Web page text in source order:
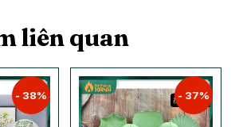
liên quan
- 38% - 37%